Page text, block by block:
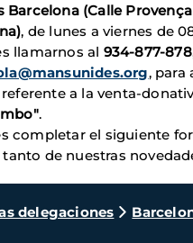
(Calle Provença
, de lunes a viernes de
llamarnos al 934-877-878
, para
a la venta-
.
completar el siguiente
de nuestras
delegaciones